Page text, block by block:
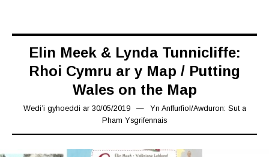
Elin Meek & Lynda Tunnicliffe:
Rhoi Cymru ar y Map / Putting
Wales on the Map
Wedi’i gyhoeddi ar 30/05/201919/07/2019
Yn Anffurfiol /Awduron: Sut a
Pham Ysgrifennais